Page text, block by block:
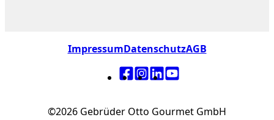
ImpressumDatenschutzAGB
©2026 Gebrüder Otto Gourmet GmbH